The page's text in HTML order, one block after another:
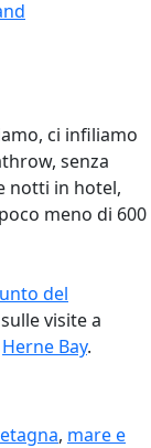
ci infiliamo
senza
notti in hotel,
meno di 600
del
visite a
Herne Bay.
, mare e